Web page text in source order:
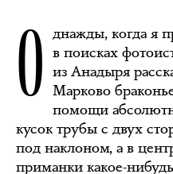
О днажды, когда я
в поисках
из Анадыря
Марково
помощи
кусок трубы с двух
под наклоном, а в
приманки какое-